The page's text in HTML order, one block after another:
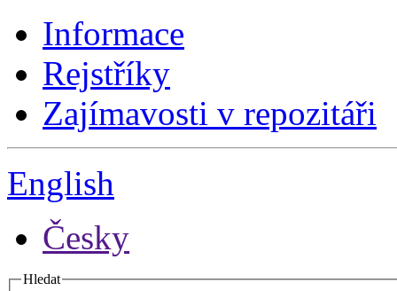
Informace
Rejstříky
Zajímavosti v repozitáři
English
Česky
Hledat